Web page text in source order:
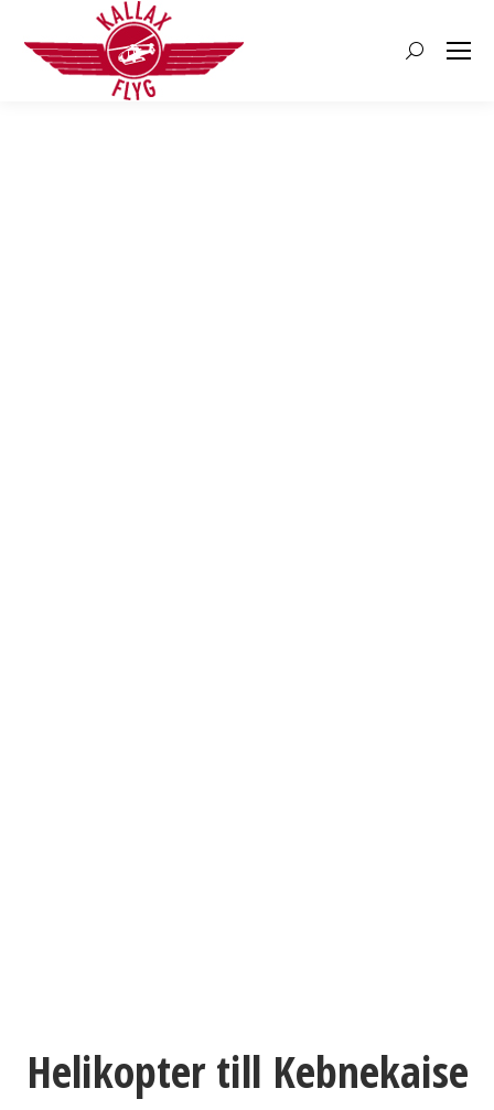
Search:
Helikopter till Kebnekaise